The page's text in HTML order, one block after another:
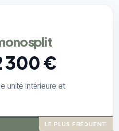
300 €
unité intérieure et
LE PLUS FRÉQUENT